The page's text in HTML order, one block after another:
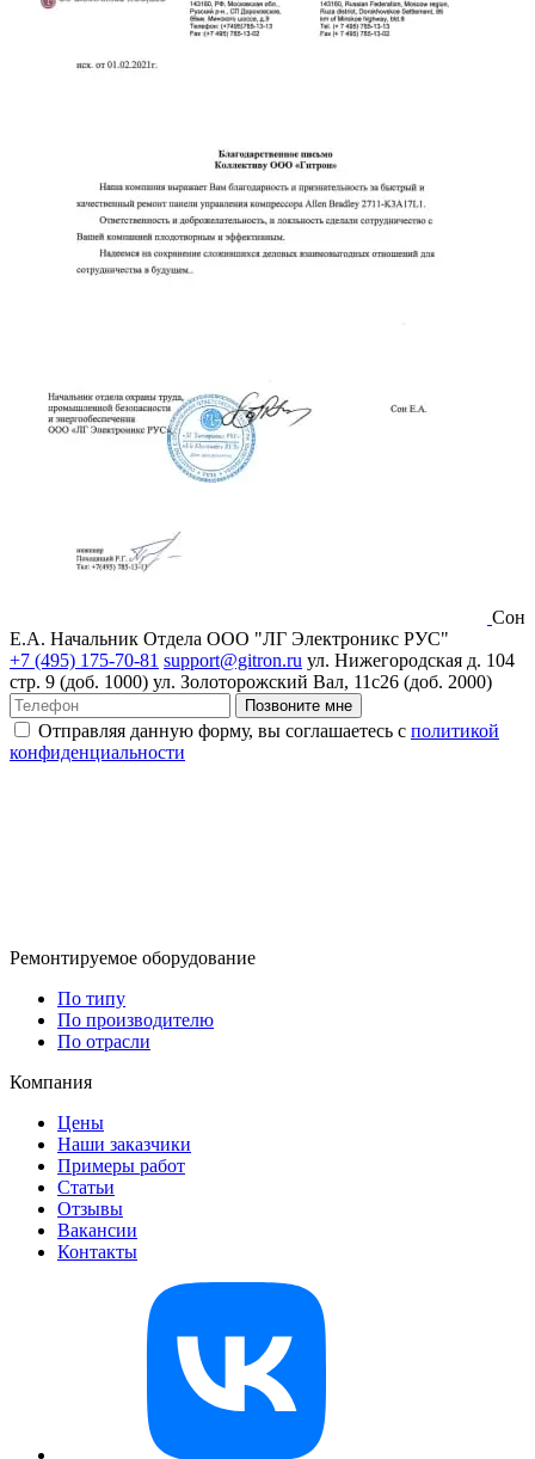
Сон
Е.А. Начальник Отдела ООО "ЛГ Электроникс РУС"
+7 (495) 175-70-81 support@gitron.ru ул. Нижегородская д. 104
стр. 9 (доб. 1000) ул. Золоторожский Вал, 11с26 (доб. 2000)
Позвоните мне
Отправляя данную форму, вы соглашаетесь с политикой
конфиденциальности
Ремонтируемое оборудование
По типу
По производителю
По отрасли
Компания
Цены
Наши заказчики
Примеры работ
Статьи
Отзывы
Вакансии
Контакты